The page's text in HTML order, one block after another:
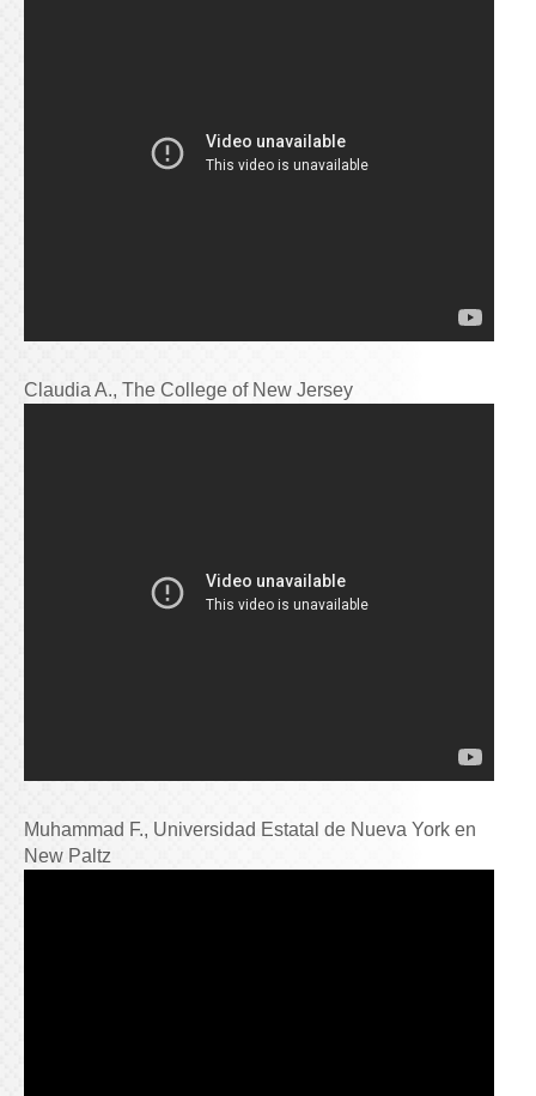
Claudia A., The College of New Jersey
Muhammad F., Universidad Estatal de Nueva York en
New Paltz